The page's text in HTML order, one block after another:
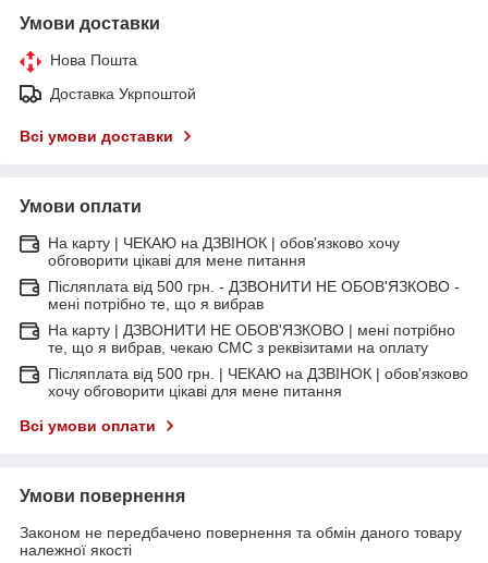
Умови доставки
Нова Пошта
Доставка Укрпоштой
Всі умови доставки
Умови оплати
На карту | ЧЕКАЮ на ДЗВІНОК | обов'язково хочу
обговорити цікаві для мене питання
Післяплата від 500 грн. - ДЗВОНИТИ НЕ ОБОВ'ЯЗКОВО -
мені потрібно те, що я вибрав
На карту | ДЗВОНИТИ НЕ ОБОВ'ЯЗКОВО | мені потрібно
те, що я вибрав, чекаю СМС з реквізитами на оплату
Післяплата від 500 грн. | ЧЕКАЮ на ДЗВІНОК | обов'язково
хочу обговорити цікаві для мене питання
Всі умови оплати
Умови повернення
Законом не передбачено повернення та обмін даного товару
належної якості